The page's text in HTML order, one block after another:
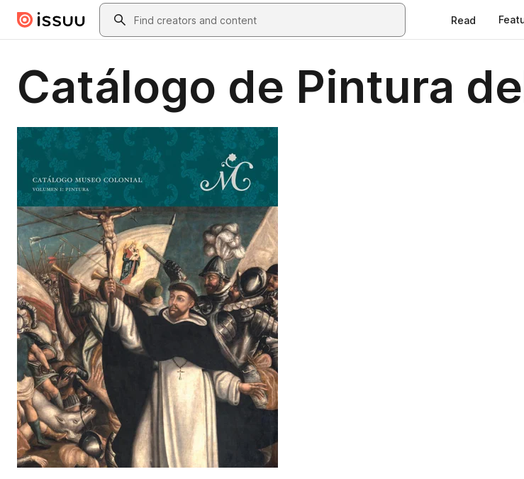
Skip to main contentSearch
Read
Catálogo de Pintura